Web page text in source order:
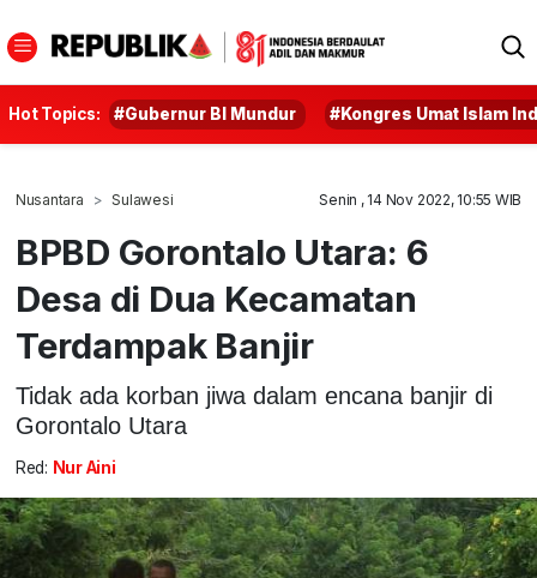
Hot Topics: #Gubernur BI Mundur #Kongres Umat Islam
Nusantara Sulawesi Senin , 14 Nov 2022, 10:55 WIB
BPBD Gorontalo Utara: 6
Desa di Dua Kecamatan
Terdampak Banjir
Tidak ada korban jiwa dalam encana banjir di
Gorontalo Utara
Red: Nur Aini